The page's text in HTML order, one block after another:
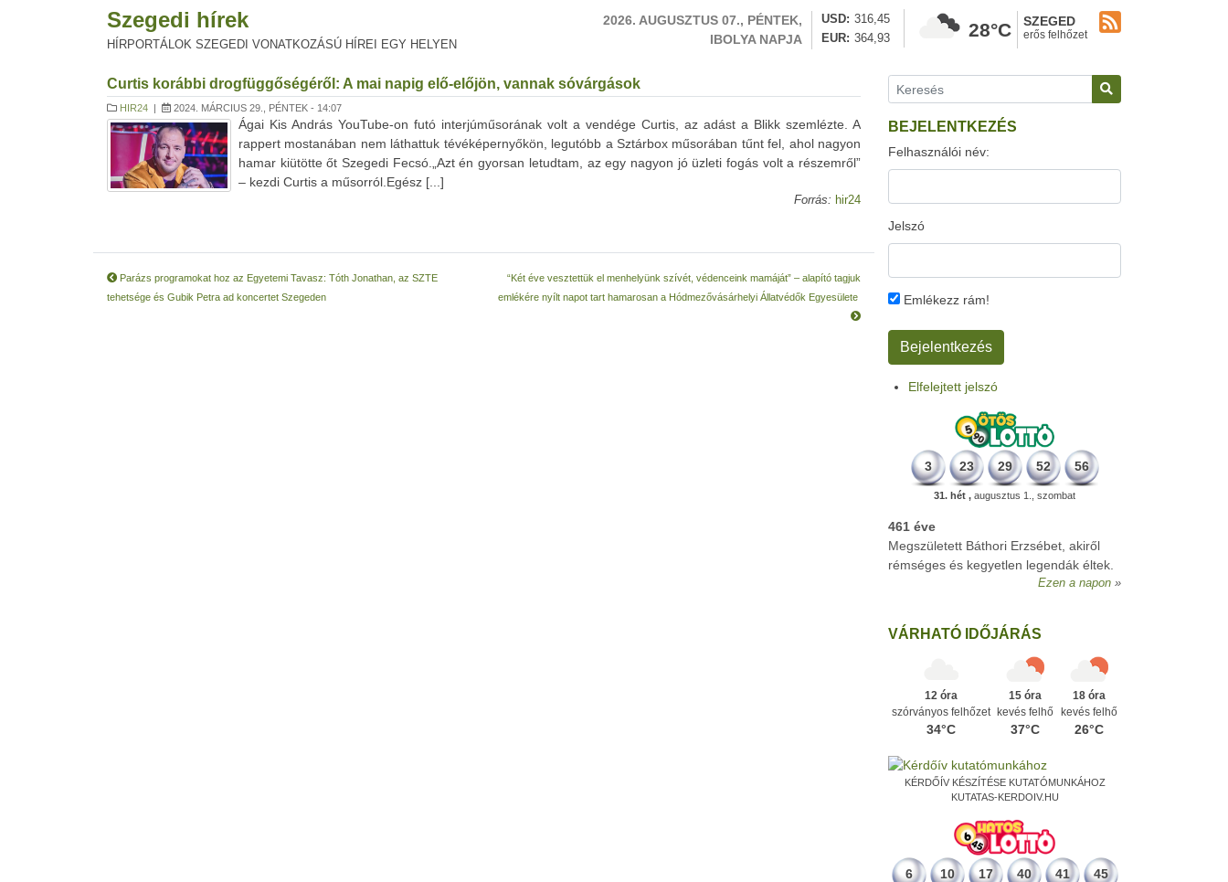
Szegedi hírek
HÍRPORTÁLOK SZEGEDI VONATKOZÁSÚ HÍREI EGY HELYEN
2026. AUGUSZTUS 07., PÉNTEK,
IBOLYA NAPJA
USD
316,45
EUR
364,93 28°C SZEGED
erős felhőzet
Curtis korábbi drogfüggőségéről: A mai napig elő-előjön, vannak sóvárgások
HIR24 | 2024. MÁRCIUS 29., PÉNTEK - 14:07
Ágai Kis András YouTube-on futó interjúműsorának volt a vendége Curtis, az adást a Blikk szemlézte. A
rappert mostanában nem láthattuk tévéképernyőkön, legutóbb a Sztárbox műsorában tűnt fel, ahol nagyon
hamar kiütötte őt Szegedi Fecsó.„Azt én gyorsan letudtam, az egy nagyon jó üzleti fogás volt a részemről”
– kezdi Curtis a műsorról.Egész [...]
Forrás: hir24
Parázs programokat hoz az Egyetemi Tavasz: Tóth Jonathan, az SZTE
tehetsége és Gubik Petra ad koncertet Szegeden
“Két éve vesztettük el menhelyünk szívét, védenceink mamáját” – alapító tagjuk
emlékére nyílt napot tart hamarosan a Hódmezővásárhelyi Állatvédők Egyesülete
BEJELENTKEZÉS
Felhasználói név:
Jelszó
Emlékezz rám!
Elfelejtett jelszó
3 23 29 52 56
31. hét , augusztus 1., szombat
461 éve
Megszületett Báthori Erzsébet, akiről
rémséges és kegyetlen legendák éltek.
Ezen a napon
VÁRHATÓ IDŐJÁRÁS
12 óra
szórványos felhőzet
34°C
15 óra
kevés felhő
37°C
18 óra
kevés felhő
26°C
KÉRDŐÍV KÉSZÍTÉSE KUTATÓMUNKÁHOZ
KUTATAS-KERDOIV.HU
6 10 17 40 41 45